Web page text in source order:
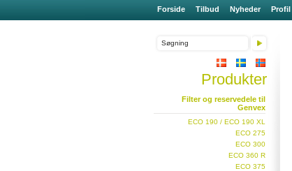
Forside Tilbud Nyheder Profil
Produkter
Filter og reservedele til
Genvex
ECO 190 / ECO 190 XL
ECO 275
ECO 300
ECO 360 R
ECO 375